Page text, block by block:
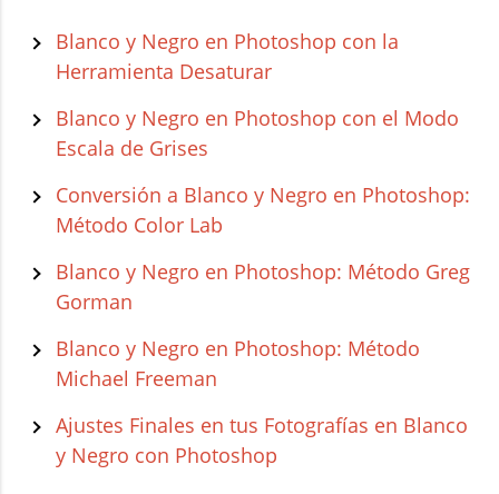
Blanco y Negro en Photoshop con la
Herramienta Desaturar
Blanco y Negro en Photoshop con el Modo
Escala de Grises
Conversión a Blanco y Negro en Photoshop:
Método Color Lab
Blanco y Negro en Photoshop: Método Greg
Gorman
Blanco y Negro en Photoshop: Método
Michael Freeman
Ajustes Finales en tus Fotografías en Blanco
y Negro con Photoshop